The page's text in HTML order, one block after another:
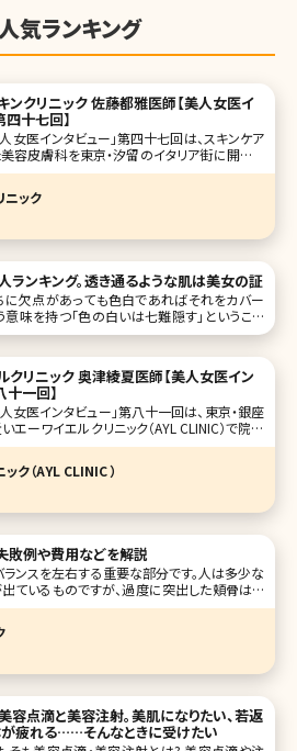
気ランキング
ンクリニック 佐藤都雅医師【美人女医イ
十七回】
女医インタビュー」第四十七回は、スキンケア
容皮膚科を東京・汐留のイタリア街に開院し
キンクリニック」の佐藤都雅（さとうみやか）院
ール。こだわり抜いて開発し、自身のクリニック
ニック
ランキング。透き通るような肌は美女の証
欠点があっても色白であればそれをカバー
意味を持つ「色の白いは七難隠す」ということ
。女性はメイクや髪型などでだいぶ雰囲気が
、欠点さえも
クリニック 奥津綾夏医師【美人女医イン
十一回】
女医インタビュー」第八十一回は、東京・銀座
エーワイエルクリニック（AYL CLINIC）で院長
おくつ あやか）先生です。 扉を開けると
わり抜かれた絶妙な紫の空間と花。顔回りの外
に据え、お顔全体のバランスをトータルに任
ク（AYL CLINIC ）
敗例や費用などを解説
ンスを左右する重要な部分です。人は多少な
ているものですが、過度に突出した頬骨はバ
るだけでなく、顔を大きく見せてしまう原因に
手術に踏み切れないという方も多いのではな
回は頬骨削
容点滴と美容注射。美肌になりたい、若返
が疲れる……そんなときに受けたい